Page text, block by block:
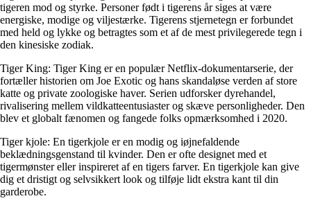
tigeren mod og styrke. Personer født i tigerens år siges at være
energiske, modige og viljestærke. Tigerens stjernetegn er forbundet
med held og lykke og betragtes som et af de mest privilegerede tegn i
den kinesiske zodiak.
Tiger King: Tiger King er en populær Netflix-dokumentarserie, der
fortæller historien om Joe Exotic og hans skandaløse verden af store
katte og private zoologiske haver. Serien udforsker dyrehandel,
rivalisering mellem vildkatteentusiaster og skæve personligheder. Den
blev et globalt fænomen og fangede folks opmærksomhed i 2020.
Tiger kjole: En tigerkjole er en modig og iøjnefaldende
beklædningsgenstand til kvinder. Den er ofte designet med et
tigermønster eller inspireret af en tigers farver. En tigerkjole kan give
dig et dristigt og selvsikkert look og tilføje lidt ekstra kant til din
garderobe.